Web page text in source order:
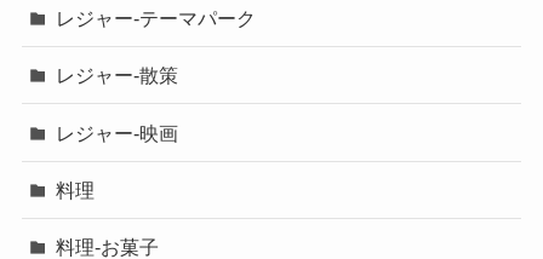
レジャー-テーマパーク
レジャー-散策
レジャー-映画
料理
料理-お菓子